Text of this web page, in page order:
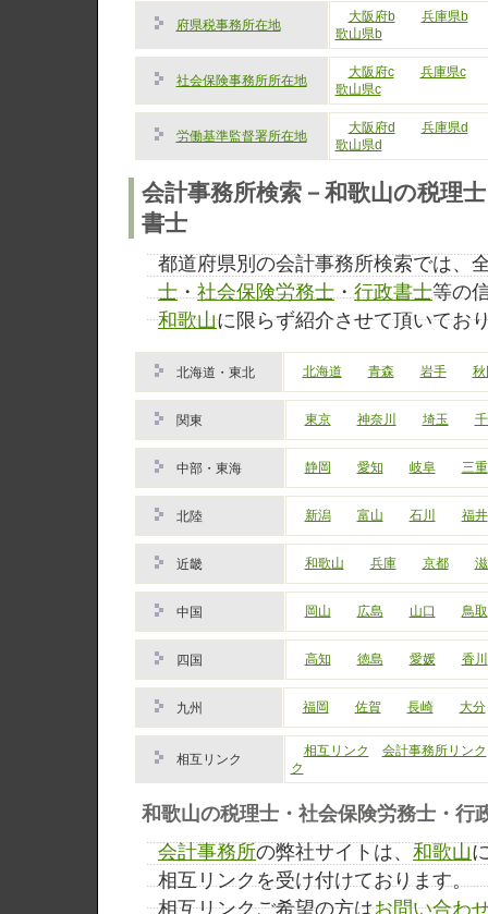
府県税事務所在地
大阪府b
兵庫県b
歌山県b
社会保険事務所所在地
大阪府c
兵庫県c
歌山県c
労働基準監督署所在地
大阪府d
兵庫県d
歌山県d
会計事務所検索－和歌山の税理
書士
都道府県別の会計事務所検索では、
士 ・ 社会保険労務士 ・ 行政書士等の
和歌山に限らず紹介させて頂いてお
北海道・東北 北海道 青森 岩手 秋
関東 東京 神奈川 埼玉
中部・東海 静岡 愛知 岐阜 三重
北陸 新潟 富山 石川 福井
近畿 和歌山 兵庫 京都
中国 岡山 広島 山口 鳥取
四国 高知 徳島 愛媛 香川
九州 福岡 佐賀 長崎 大分
相互リンク
相互リンク
会計事務所リンク
ク
和歌山の税理士・社会保険労務士・行
会計事務所の弊社サイトは、 和歌山
相互リンクを受け付けております。
相互リンクご希望の方はお問い合わ